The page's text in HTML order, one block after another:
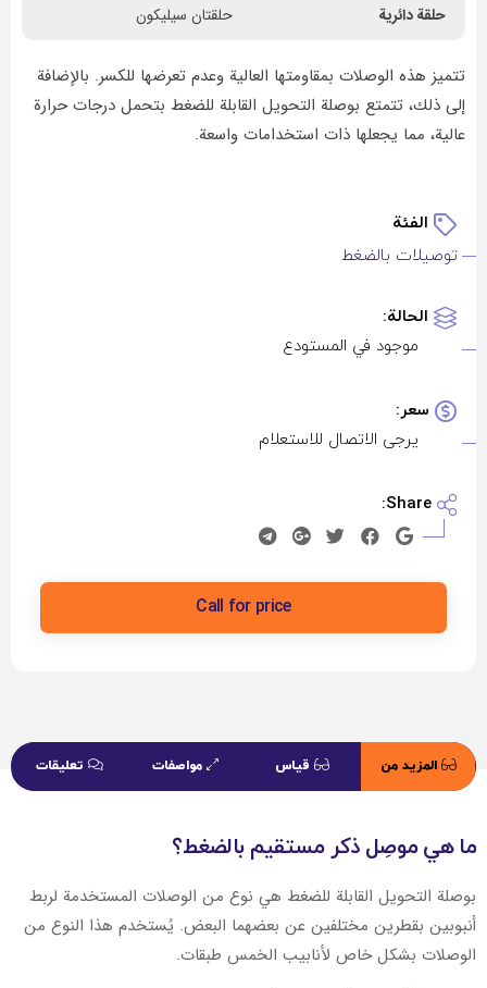
حلقة دائریة حلقتان سيليكون
تتميز هذه الوصلات بمقاومتها العالية وعدم تعرضها للكسر. بالإضافة
إلى ذلك، تتمتع بوصلة التحويل القابلة للضغط بتحمل درجات حرارة
عالية، مما يجعلها ذات استخدامات واسعة.
الفئة
توصيلات بالضغط
الحالة:
موجود في المستودع
سعر:
يرجى الاتصال للاستعلام
Share:
Call for price
المزيد من قیاس مواصفات تعليقات
ما هي موصِل ذكر مستقيم بالضغط؟
بوصلة التحويل القابلة للضغط هي نوع من الوصلات المستخدمة لربط
أنبوبين بقطرين مختلفين عن بعضهما البعض. يُستخدم هذا النوع من
الوصلات بشكل خاص لأنابيب الخمس طبقات.